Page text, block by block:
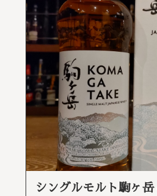
シングルモルト駒ヶ岳